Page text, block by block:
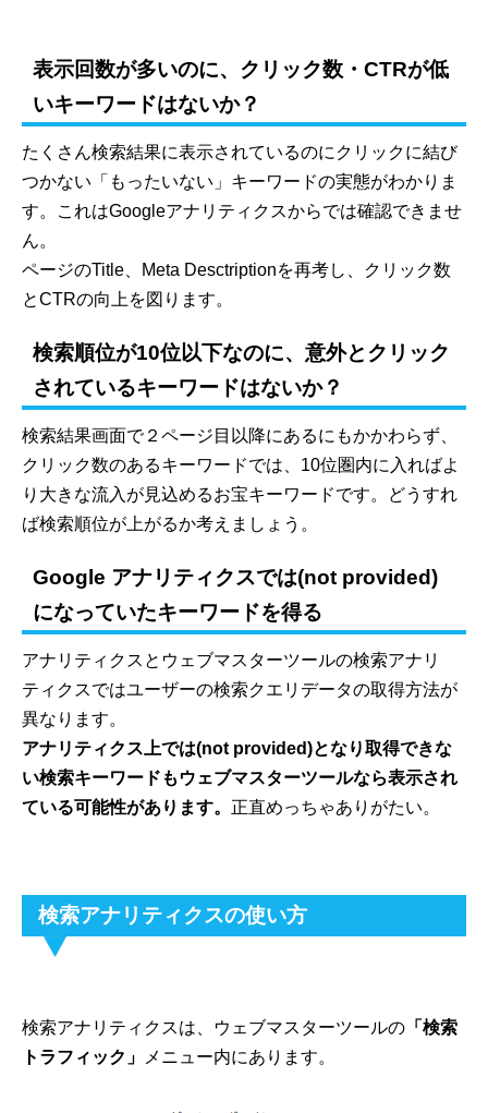
表示回数が多いのに、クリック数・CTRが低
いキーワードはないか？
たくさん検索結果に表示されているのにクリックに結び
つかない「もったいない」キーワードの実態がわかりま
す。これはGoogleアナリティクスからでは確認できませ
ん。
ページのTitle、Meta Desctriptionを再考し、クリック数
とCTRの向上を図ります。
検索順位が10位以下なのに、意外とクリック
されているキーワードはないか？
検索結果画面で２ページ目以降にあるにもかかわらず、
クリック数のあるキーワードでは、10位圏内に入ればよ
り大きな流入が見込めるお宝キーワードです。どうすれ
ば検索順位が上がるか考えましょう。
Google アナリティクスでは(not provided)
になっていたキーワードを得る
アナリティクスとウェブマスターツールの検索アナリ
ティクスではユーザーの検索クエリデータの取得方法が
異なります。
アナリティクス上では(not provided)となり取得できな
い検索キーワードもウェブマスターツールなら表示され
ている可能性があります。 正直めっちゃありがたい。
検索アナリティクスの使い方
検索アナリティクスは、ウェブマスターツールの 「検索
トラフィック」
メニュー内にあります。